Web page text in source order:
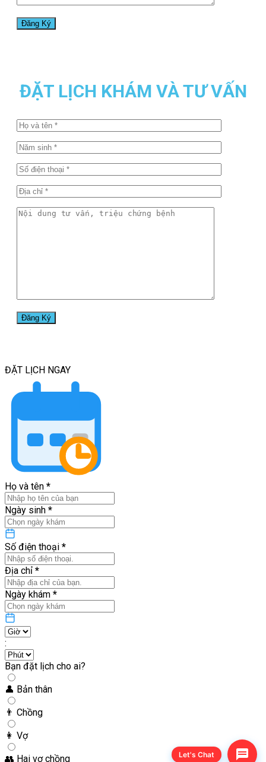
ĐẶT LỊCH KHÁM VÀ TƯ VẤN
ĐẶT LỊCH NGAY
Họ và tên *
Ngày sinh *
Số điện thoại *
Địa chỉ *
Ngày khám *
:
Bạn đặt lịch cho ai?
👤 Bản thân
👨 Chồng
👩 Vợ
👥 Hai vợ chồng Let's Chat